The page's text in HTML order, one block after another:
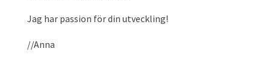
Jag har passion för din utveckling!
//Anna